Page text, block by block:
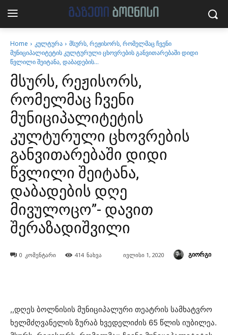
Home კულტურა
მსურს, რეჟისორს, რომელმაც ჩვენი
მუნიციპალიტეტის კულტურული ცხოვრების განვითარებაში დიდი
წვლილი შეიტანა, დაბადების...
მსურს, რეჟისორს,
რომელმაც ჩვენი
მუნიციპალიტეტის
კულტურული ცხოვრების
განვითარებაში დიდი
წვლილი შეიტანა,
დაბადების დღე
მივულოცო”- დავით
შერაზადიშვილი
გიორგი
ივლისი 1, 2020
0 კომენტარი 414 ნახვა
,,დღეს ბოლნისის მუნიციპალური თეატრის სამხატვრო
ხელმძღვანელის ზურაბ ხვედელიძის 65 წლის იუბილეა.